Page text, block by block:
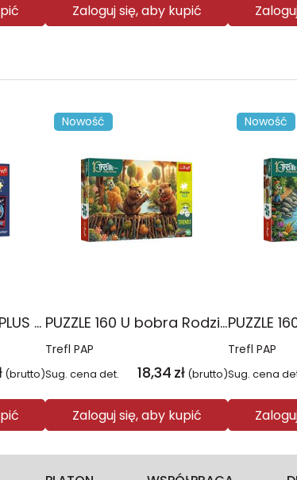
Zaloguj się, aby kupić
PUZZLE 60 PREMIUM PLUS KIDS Psie popołudnie Psi Patrol17432
(brutto)
Nowość
PUZZLE 160 U bobra Rodzina Treflików 15448
Trefl PAP
Sug. cena det. 18,34 zł (brutto)
Zaloguj się, aby kupić
Nowość
Trefl PAP
Sug. cena